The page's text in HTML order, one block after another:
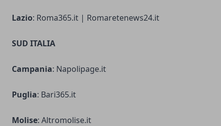
Lazio: Roma365.it | Romaretenews24.it
SUD ITALIA
Campania: Napolipage.it
Puglia: Bari365.it
Molise: Altromolise.it